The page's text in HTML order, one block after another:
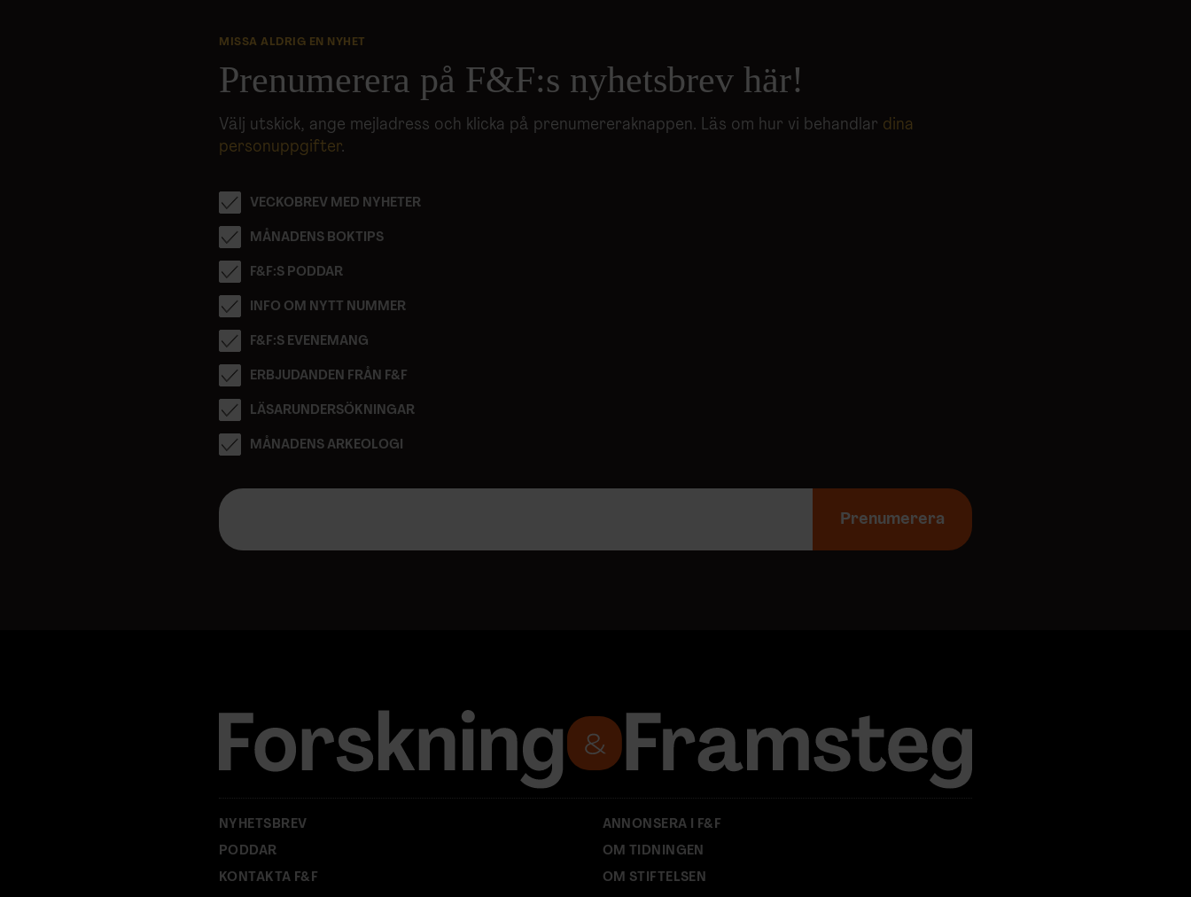
MISSA ALDRIG EN NYHET
Prenumerera på F&F:s nyhetsbrev här!
Välj utskick, ange mejladress och klicka på prenumereraknappen. Läs om hur vi behandlar dina
personuppgifter.
VECKOBREV MED NYHETER
MÅNADENS BOKTIPS
F&F:S PODDAR
INFO OM NYTT NUMMER
F&F:S EVENEMANG
ERBJUDANDEN FRÅN F&F
LÄSARUNDERSÖKNINGAR
MÅNADENS ARKEOLOGI
E
p
s
Prenumerera
NYHETSBREV
PODDAR
KONTAKTA F&F
ANNONSERA I F&F
OM TIDNINGEN
OM STIFTELSEN